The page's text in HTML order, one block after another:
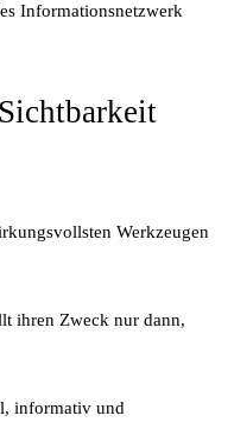
Informationsnetzwerk
Werkzeugen
ihren Zweck nur dann,
informativ und